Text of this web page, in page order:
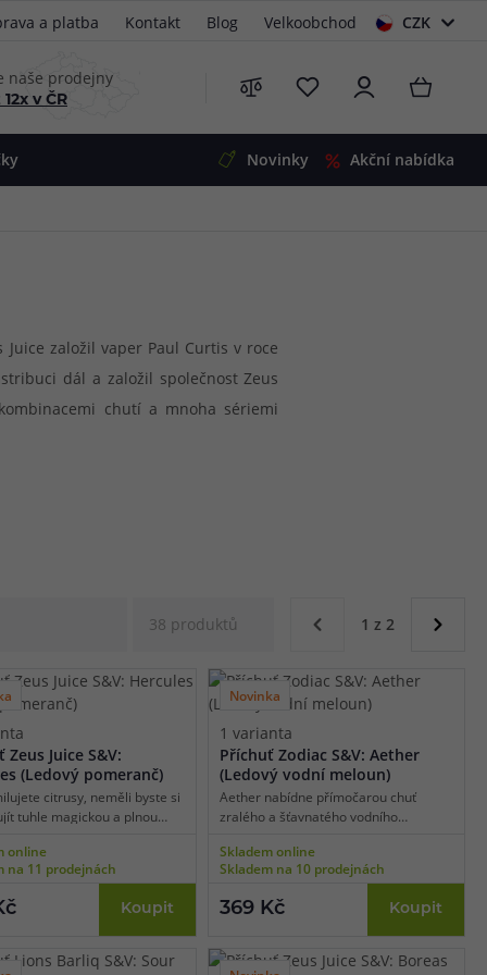
a platba Kontakt Blog Velkoobchod
CZK
naše prodejny
v ČR
Pro
V2
Novinky Akční nabídka
založil vaper Paul Curtis v roce
dál a založil společnost Zeus
chutí a mnoha sériemi
stejnojmenná řada s&v příchutí
38 produktů 1 z 2
Zeus Juice S&V:
(Ledový pomeranč)
citrusy, neměli byste si
tuhle magickou a plnou
charakteru doplněné
chutí mrazivé koolady. To je
kombinace, která chutná
během celého roku.
online
na 11 prodejnách
Koupit
Novinka
1 varianta
Příchuť Zodiac S&V: Aether
(Ledový vodní meloun)
Aether nabídne přímočarou chuť
zralého a šťavnatého vodního
mrazivé koolady pro ještě výraznější
efekt a plnější požitek z vapování.
Zchlaďte se i v tom největším horku a
vychutnejte si tuhle oblíbenou
Skladem online
Skladem na 10 prodejnách
369 Kč Koupit